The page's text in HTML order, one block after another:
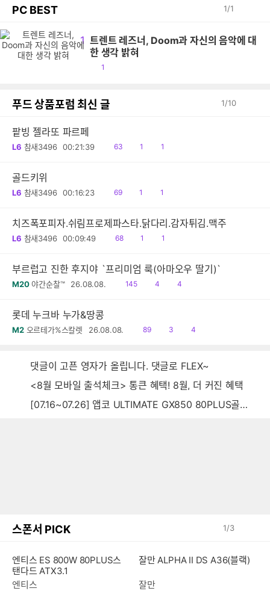
PC BEST 1/1
1 트렌트 레즈너, Doom과 자신의 음악에 대
한 생각 밝혀
공1
푸드 상품포럼 최신 글 1/10
팥빙 젤라또 파르페
L6 참새3496 00:21:39
읽
63
공1
댓1
골드키위
L6 참새3496 00:16:23
읽
69
공1
댓1
치즈폭포피자.쉬림프로제파스타.닭다리.감자튀김.맥주
L6 참새3496 00:09:49
읽
68
공1
댓1
부르럽고 진한 후지야 `프리미엄 룩(아마오우 딸기)`
M20 야간순찰™ 26.08.08.
읽
145
공
4
댓
4
롯데 누크바 누가&땅콩
M2 오르테가%스칼렛 26.08.08.
읽
89
공
3
댓
4
댓글이 고픈 영자가 올립니다. 댓글로 FLEX~
<8월 모바일 출석체크> 통큰 혜택! 8월, 더 커진 혜택
[07.16~07.26] 앱코 ULTIMATE GX850 80PLUS골드 풀모듈러 ATX3.0 블랙
스폰서 PICK 1/3
엔티스 ES 800W 80PLUS스
탠다드 ATX3.1
엔티스
잘만 ALPHA II DS A36(블랙)
잘만